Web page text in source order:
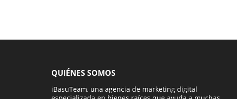
QUIÉNES SOMOS
iBasuTeam, una agencia de marketing digital